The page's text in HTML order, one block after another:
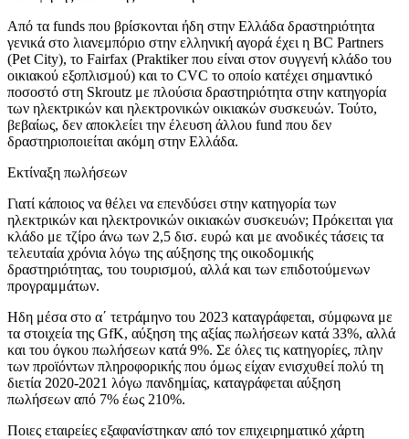
Από τα funds που βρίσκονται ήδη στην Ελλάδα δραστηριότητα
γενικά στο λιανεμπόριο στην ελληνική αγορά έχει η BC Partners
(Pet City), το Fairfax (Praktiker που είναι στον συγγενή κλάδο του
οικιακού εξοπλισμού) και το CVC το οποίο κατέχει σημαντικό
ποσοστό στη Skroutz με πλούσια δραστηριότητα στην κατηγορία
των ηλεκτρικών και ηλεκτρονικών οικιακών συσκευών. Τούτο,
βεβαίως, δεν αποκλείει την έλευση άλλου fund που δεν
δραστηριοποιείται ακόμη στην Ελλάδα.
Εκτίναξη πωλήσεων
Γιατί κάποιος να θέλει να επενδύσει στην κατηγορία των
ηλεκτρικών και ηλεκτρονικών οικιακών συσκευών; Πρόκειται για
κλάδο με τζίρο άνω των 2,5 δισ. ευρώ και με ανοδικές τάσεις τα
τελευταία χρόνια λόγω της αύξησης της οικοδομικής
δραστηριότητας, του τουρισμού, αλλά και των επιδοτούμενων
προγραμμάτων.
Ηδη μέσα στο α΄ τετράμηνο του 2023 καταγράφεται, σύμφωνα με
τα στοιχεία της GfK, αύξηση της αξίας πωλήσεων κατά 33%, αλλά
και του όγκου πωλήσεων κατά 9%. Σε όλες τις κατηγορίες, πλην
των προϊόντων πληροφορικής που όμως είχαν ενισχυθεί πολύ τη
διετία 2020-2021 λόγω πανδημίας, καταγράφεται αύξηση
πωλήσεων από 7% έως 210%.
Ποιες εταιρείες εξαφανίστηκαν από τον επιχειρηματικό χάρτη